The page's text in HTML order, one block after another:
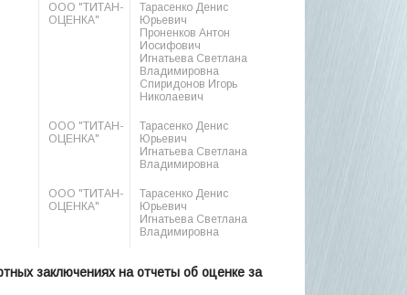
ООО "ТИТАН-
ОЦЕНКА"
Тарасенко Денис
Юрьевич
Проненков Антон
Иосифович
Игнатьева Светлана
Владимировна
Спиридонов Игорь
Николаевич
ООО "ТИТАН-
ОЦЕНКА"
Тарасенко Денис
Юрьевич
Игнатьева Светлана
Владимировна
ООО "ТИТАН-
ОЦЕНКА"
Тарасенко Денис
Юрьевич
Игнатьева Светлана
Владимировна
заключениях на отчеты об оценке за